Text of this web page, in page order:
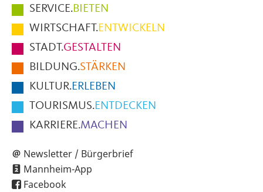
Hauptmenüpunkte
im
Fußbereich
der
Seite
SERVICE.BIETEN
WIRTSCHAFT.ENTWICKELN
STADT.GESTALTEN
BILDUNG.STÄRKEN
KULTUR.ERLEBEN
TOURISMUS.ENTDECKEN
KARRIERE.MACHEN
Newsletter / Bürgerbrief
Mannheim-App
Facebook